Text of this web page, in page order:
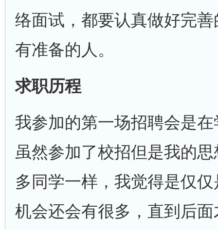
络面试，都要认真做好完
有准备的人。
求职历程
我参加的第一场招聘会是
虽然参加了校招但是我的
多同学一样，我觉得是仅
机会还会有很多，直到后